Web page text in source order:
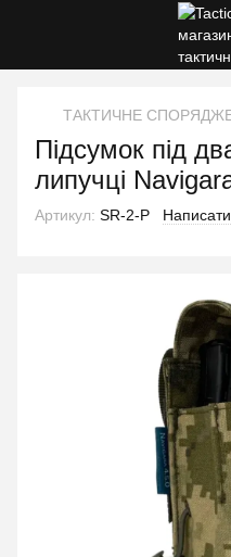
ТАКТИЧНЕ
Підсумок під
липучці
Артикул: SR-2-P Написати